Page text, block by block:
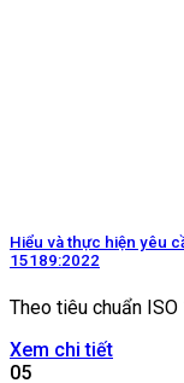
Hiểu và thực hiện yêu
15189:2022
Theo tiêu chuẩn ISO
Xem chi tiết
05